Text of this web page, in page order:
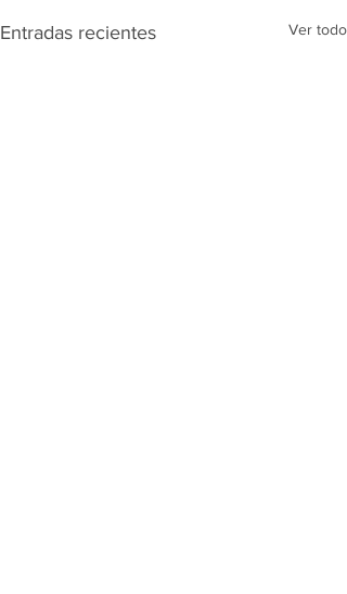
Entradas recientes Ver todo